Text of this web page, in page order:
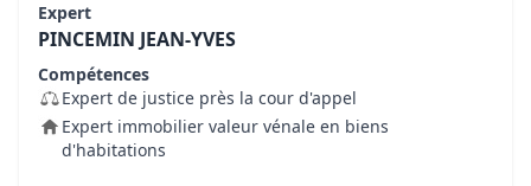
Expert
PINCEMIN JEAN-YVES
Compétences
Expert de justice près la cour d'appel
Expert immobilier valeur vénale en biens
d'habitations